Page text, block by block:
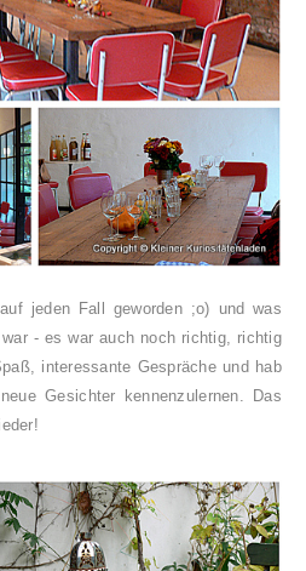
jeden Fall geworden ;o) und was
- es war auch noch richtig, richtig
interessante Gespräche und hab
Gesichter kennenzulernen. Das